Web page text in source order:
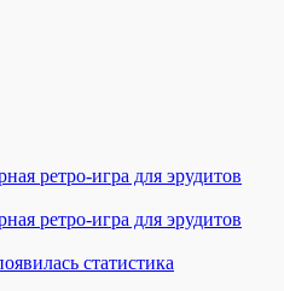
ретро-игра для эрудитов
ретро-игра для эрудитов
статистика